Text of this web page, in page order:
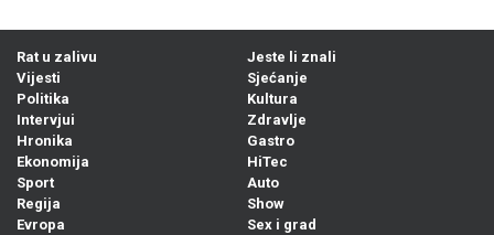
Rat u zalivu
Vijesti
Politika
Intervjui
Hronika
Ekonomija
Sport
Regija
Evropa
Jeste li znali
Sjećanje
Kultura
Zdravlje
Gastro
HiTec
Auto
Show
Sex i grad